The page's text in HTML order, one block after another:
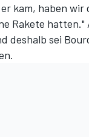
kam, haben
Rakete
deshalb sei